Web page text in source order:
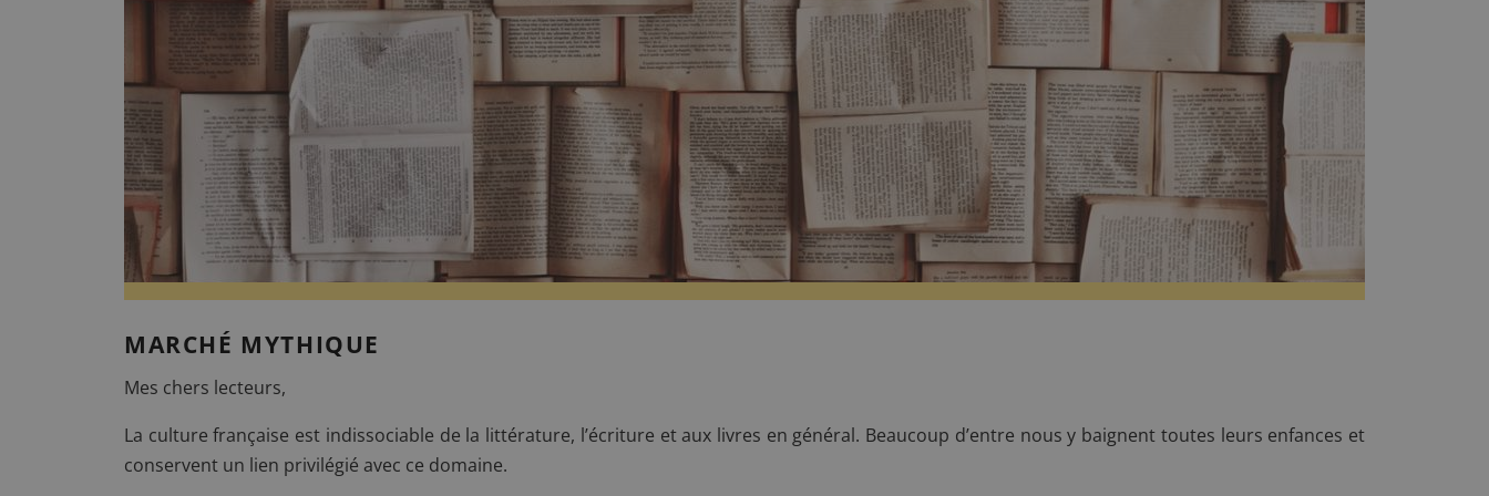
VILLA MIRAÉ
LE SOLEIA
FIVE SEAS
MARCHÉ MYTHIQUE
Mes chers lecteurs,
La culture française est indissociable de la littérature, l’écriture et aux livres en général. Beaucoup d’entre nous y baignent toutes leurs enfances et
conservent un lien privilégié avec ce domaine.